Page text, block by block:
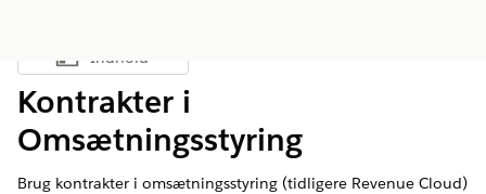
Vis indholdsfortegnelse
Indhold
Kontrakter i
Omsætningsstyring
Brug kontrakter i omsætningsstyring (tidligere Revenue Cloud)